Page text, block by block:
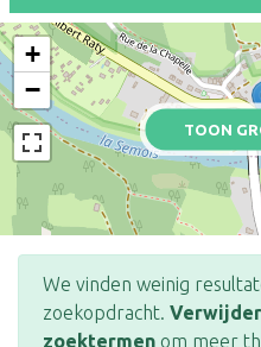
TOON
+
−
We vinden weinig
zoekopdracht.
zoektermen om meer